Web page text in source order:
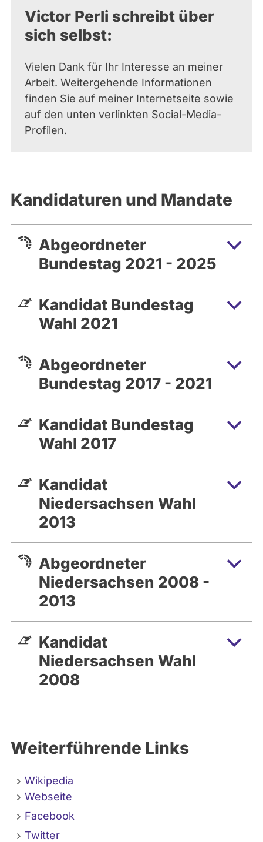
Victor Perli schreibt über
sich selbst:
Vielen Dank für Ihr Interesse an meiner
Arbeit. Weitergehende Informationen
finden Sie auf meiner Internetseite sowie
auf den unten verlinkten Social-Media-
Profilen.
Kandidaturen und Mandate
Abgeordneter
Bundestag 2021 - 2025
Kandidat Bundestag
Wahl 2021
Abgeordneter
Bundestag 2017 - 2021
Kandidat Bundestag
Wahl 2017
Kandidat
Niedersachsen Wahl
2013
Abgeordneter
Niedersachsen 2008 -
2013
Kandidat
Niedersachsen Wahl
2008
Weiterführende Links
Wikipedia
Webseite
Facebook
Twitter